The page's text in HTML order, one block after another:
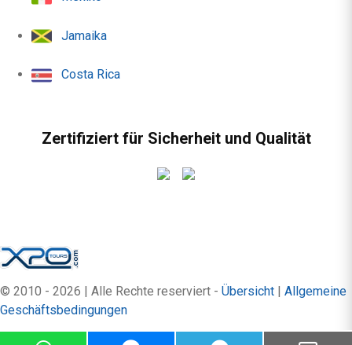
Jamaika
Costa Rica
Zertifiziert für Sicherheit und Qualität
© 2010 - 2026 | Alle Rechte reserviert - Übersicht | Allgemeine
Geschäftsbedingungen